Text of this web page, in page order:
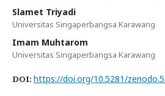
Slamet Triyadi
Universitas Singaperbangsa Karawang
Imam Muhtarom
Universitas Singaperbangsa Karawang
DOI: https://doi.org/10.5281/